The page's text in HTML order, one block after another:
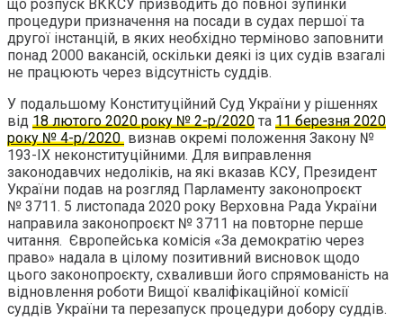
що розпуск ВККСУ призводить до повної зупинки
процедури призначення на посади в судах першої та
другої інстанцій, в яких необхідно терміново заповнити
понад 2000 вакансій, оскільки деякі із цих судів взагалі
не працюють через відсутність суддів.
У подальшому Конституційний Суд України у рішеннях
від 18 лютого 2020 року № 2-р/2020 та 11 березня 2020
року № 4-р/2020 визнав окремі положення Закону №
193-ІХ неконституційними. Для виправлення
законодавчих недоліків, на які вказав КСУ, Президент
України подав на розгляд Парламенту законопроєкт
№ 3711. 5 листопада 2020 року Верховна Рада України
направила законопроєкт № 3711 на повторне перше
читання. Європейська комісія «За демократію через
право» надала в цілому позитивний висновок щодо
цього законопроєкту, схваливши його спрямованість на
відновлення роботи Вищої кваліфікаційної комісії
суддів України та перезапуск процедури добору суддів.